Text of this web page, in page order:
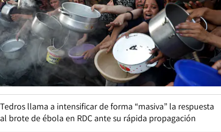
Tedros llama a intensificar de forma “masiva” la respuesta
al brote de ébola en RDC ante su rápida propagación